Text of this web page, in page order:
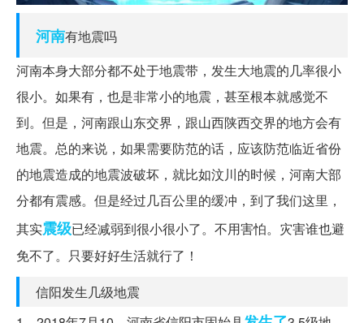
河南有地震吗
河南本身大部分都不处于地震带，发生大地震的几率很小
很小。如果有，也是非常小的地震，甚至根本就感觉不
到。但是，河南跟山东交界，跟山西陕西交界的地方会有
地震。总的来说，如果需要防范的话，应该防范临近省份
的地震造成的地震波破坏，就比如汶川的时候，河南大部
分都有震感。但是经过几百公里的缓冲，到了我们这里，
其实震级已经减弱到很小很小了。不用害怕。灾害谁也避
免不了。只要好好生活就行了！
信阳发生几级地震